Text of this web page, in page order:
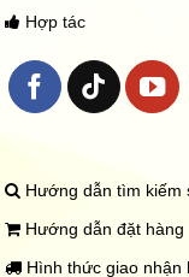
Hợp tác
Hướng dẫn tìm kiếm
Hướng dẫn đặt hàng
Hình thức giao nhận